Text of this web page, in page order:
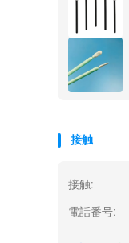
接触
接触:
電話番号: